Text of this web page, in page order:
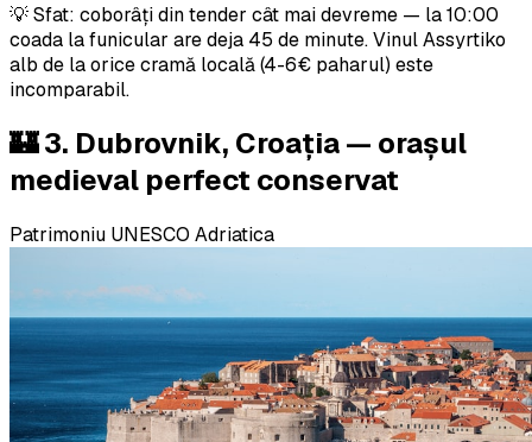
💡 Sfat: coborâți din tender cât mai devreme — la 10:00
coada la funicular are deja 45 de minute. Vinul Assyrtiko
alb de la orice cramă locală (4-6€ paharul) este
incomparabil.
🏰 3. Dubrovnik, Croația — orașul
medieval perfect conservat
Patrimoniu UNESCO Adriatica